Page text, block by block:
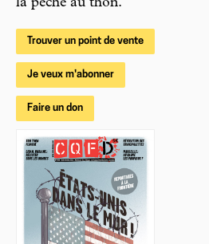
la pêche au thon.
Trouver un point de vente
Je veux m'abonner
Faire un don